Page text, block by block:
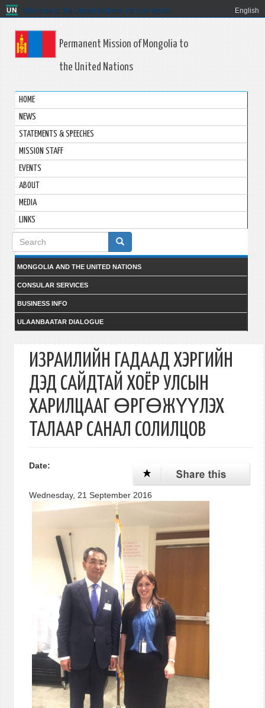
Welcome to the United Nations. It's your world. English
Permanent Mission of Mongolia to
the United Nations
HOME
NEWS
STATEMENTS & SPEECHES
MISSION STAFF
EVENTS
ABOUT
MEDIA
LINKS
Search
form
MONGOLIA AND THE UNITED NATIONS
CONSULAR SERVICES
BUSINESS INFO
ULAANBAATAR DIALOGUE
ИЗРАИЛИЙН ГАДААД ХЭРГИЙН
ДЭД САЙДТАЙ ХОЁР УЛСЫН
ХАРИЛЦААГ ӨРГӨЖҮҮЛЭХ
ТАЛААР САНАЛ СОЛИЛЦОВ
Date:
Wednesday, 21 September 2016